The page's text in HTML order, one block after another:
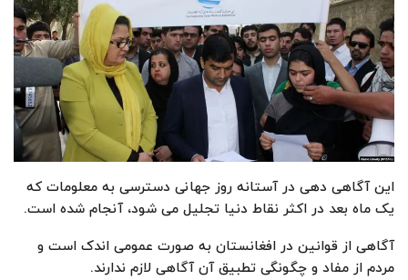
این آگاهی دهی در آستانه روز جهانی دسترسی به معلومات که
یک ماه بعد در اکثر نقاط دنیا تجلیل می شود، آنجام شده است.
آگاهی از قوانین در افغانستان به صورت عمومی اندک است و
مردم از مفاد و چگونگی تطبیق آن آگاهی لازم ندارند.